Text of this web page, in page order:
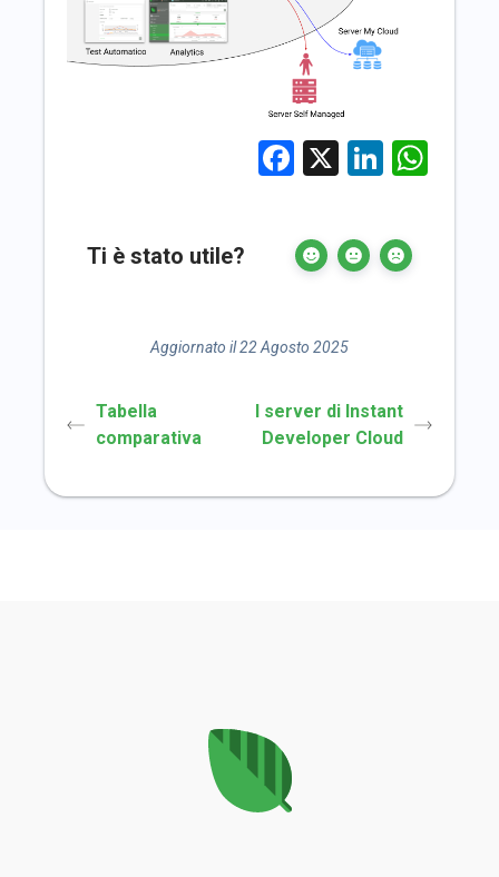
Facebook
X
Ti è stato utile?
Aggiornato il 22 Agosto 2025
Tabella
comparativa
I server di Instant
Developer Cloud